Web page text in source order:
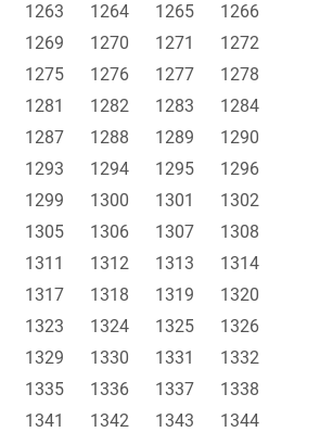
1263 1264 1265
1266
1269 1270 1271
1272
1275 1276 1277
1278
1281 1282 1283
1284
1287 1288 1289
1290
1293 1294 1295
1296
1299 1300 1301
1302
1305 1306 1307
1308
1311 1312 1313
1314
1317 1318 1319
1320
1323 1324 1325
1326
1329 1330 1331
1332
1335 1336 1337
1338
1341 1342 1343
1344